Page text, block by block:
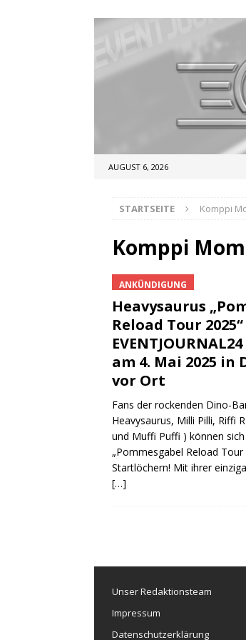
AUGUST 6, 2026
STARTSEITE Komppi
Komppi
ANKÜNDIGUNG
Heavysaurus
Reload Tour 2025“
am 4. Mai 2025 in
vor Ort
Fans der rockenden Dino-
Heavysaurus, Milli Pilli, Riffi
und Muffi Puffi ) können
„Pommesgabel Reload
Startlöchern! Mit ihrer
[…]
Unser Redaktionsteam
Impressum
Datenschutzerklärung